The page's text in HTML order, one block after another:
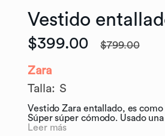
Vestido
$399.00 $799.00
Zara
Talla: S
Vestido Zara entallado, es
Súper súper cómodo. Usado
Leer más